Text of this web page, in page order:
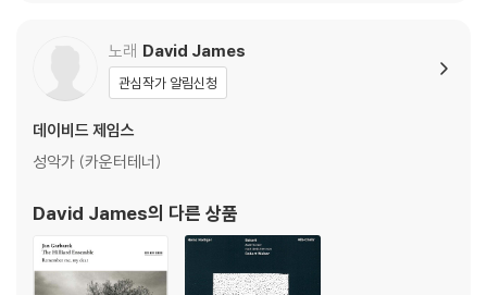
노래 David James
관심작가 알림신청
데이비드 제임스
성악가 (카운터테너)
David James의 다른 상품